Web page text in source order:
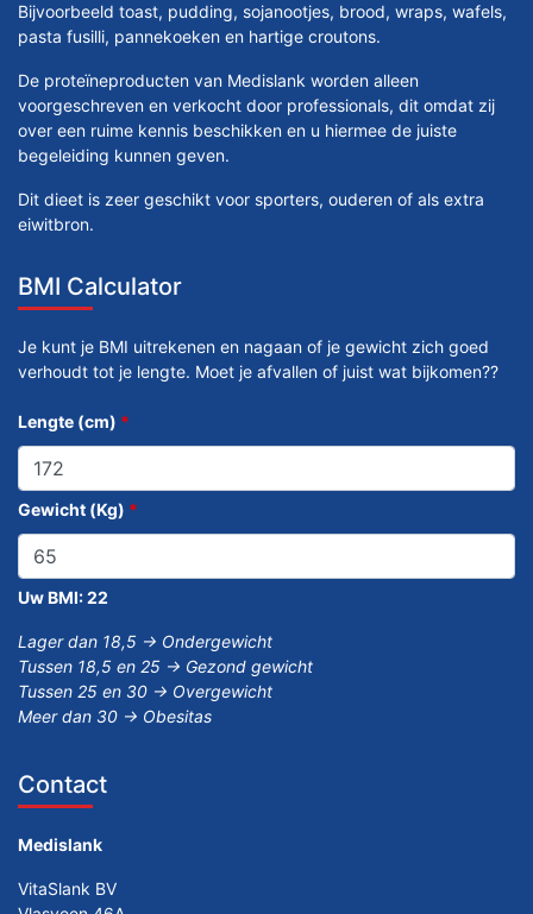
Bijvoorbeeld toast, pudding, sojanootjes, brood, wraps, wafels,
pasta fusilli, pannekoeken en hartige croutons.
De proteïneproducten van Medislank worden alleen
voorgeschreven en verkocht door professionals, dit omdat zij
over een ruime kennis beschikken en u hiermee de juiste
begeleiding kunnen geven.
Dit dieet is zeer geschikt voor sporters, ouderen of als extra
eiwitbron.
BMI Calculator
Je kunt je BMI uitrekenen en nagaan of je gewicht zich goed
verhoudt tot je lengte. Moet je afvallen of juist wat bijkomen??
Lengte (cm) *
Gewicht (Kg) *
Uw BMI:22
Lager dan 18,5 -> Ondergewicht
Tussen 18,5 en 25 -> Gezond gewicht
Tussen 25 en 30 -> Overgewicht
Meer dan 30 -> Obesitas
Contact
Medislank
VitaSlank BV